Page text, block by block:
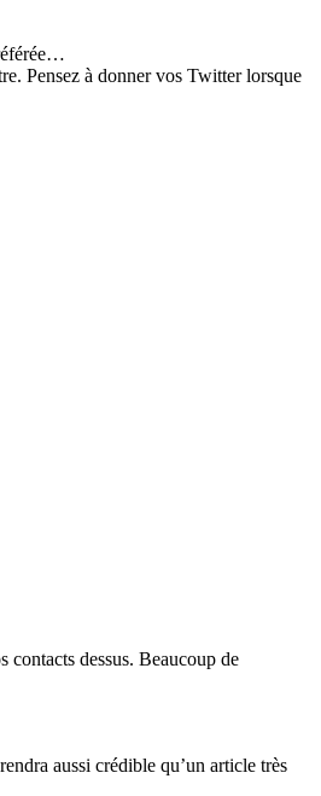
Pensez à donner vos Twitter lorsque
contacts dessus. Beaucoup de
aussi crédible qu’un article très